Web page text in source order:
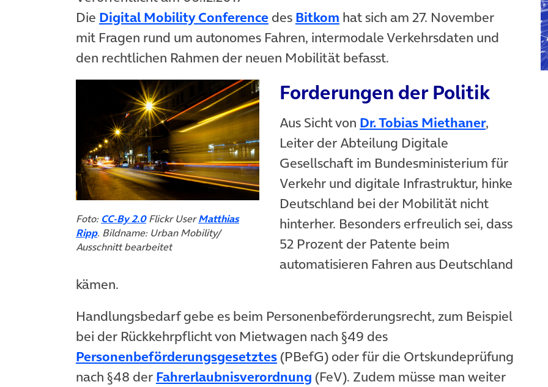
Die Digital Mobility Conference(öffnet in neuem Tab)
des Bitkom (öffnet in neuem Tab)
hat sich am 27. November
mit Fragen rund um autonomes Fahren, intermodale Verkehrsdaten und
den rechtlichen Rahmen der neuen Mobilität befasst.
Foto: CC-By 2.0(öffnet in neuem Tab)
Flickr UserMatthias
Ripp(öffnet in neuem Tab)
. Bildname: Urban Mobility/
Ausschnitt bearbeitet
Forderungen der Politik
Aus Sicht von Dr. Tobias Miethaner(öffnet in
,
Leiter der Abteilung Digitale
Gesellschaft im Bundesministerium für
Verkehr und digitale Infrastruktur, hinke
Deutschland bei der Mobilität nicht
hinterher. Besonders erfreulich sei, dass
52 Prozent der Patente beim
automatisieren Fahren aus Deutschland
kämen.
Handlungsbedarf gebe es beim Personenbeförderungsrecht, zum Beispiel
bei der Rückkehrpflicht von Mietwagen nach §49 des
Personenbeförderungsgesetztes(öffnet in neuem Tab)
(PBefG) oder für die Ortskundeprüfung
nach §48 der Fahrerlaubnisverordnung (öffnet in neuem Tab)
(FeV). Zudem müsse man weiter